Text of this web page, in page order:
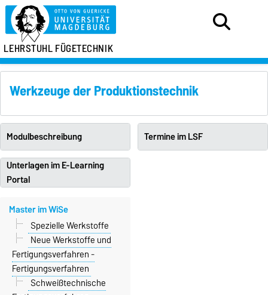
LEHRSTUHL FÜGETECHNIK
Werkzeuge der Produktionstechnik
Modulbeschreibung
Termine im LSF
Unterlagen im E-Learning
Portal
Master im WiSe
Spezielle Werkstoffe
Neue Werkstoffe und
Fertigungsverfahren -
Fertigungsverfahren
Schweißtechnische